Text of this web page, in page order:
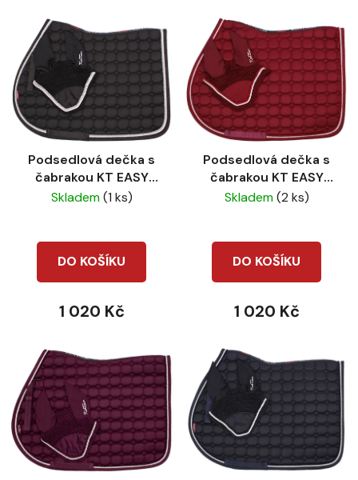
Podsedlová dečka s
čabrakou KT EASY
Black
Skladem(1 ks)
DO KOŠÍKU
1 020 Kč
Podsedlová dečka s
čabrakou KT EASY
Burgundy
Skladem(2 ks)
DO KOŠÍKU
1 020 Kč